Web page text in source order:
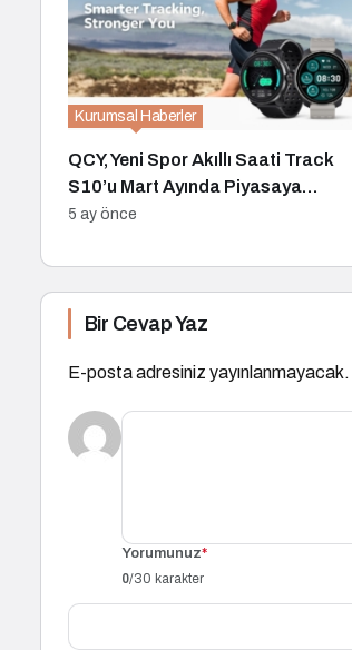
QCY, Yeni Spor Akıllı Saati Track
S10’u Mart Ayında Piyasaya
Sürecek
Kurumsal Haberler
5 ay önce
Bir Cevap Yaz
E-posta adresiniz yayınlanmayacak.
Yorumunuz*
0/30 karakter